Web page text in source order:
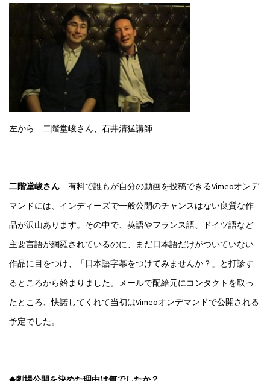
左から 二階堂峻さん、石井清猛講師
二階堂峻さん 有料で誰もが自分の動画を投稿できるVimeoオンデ
マンドには、インディーズで一般公開のチャンスはない良質な作
品が沢山あります。その中で、英語やフランス語、ドイツ語など
主要言語が網羅されているのに、まだ日本語だけがついていない
作品に目をつけ、「日本語字幕をつけてみませんか？」と打診す
るところから始まりました。メールで配給元にコンタクトを取っ
たところ、快諾してくれて当初はVimeoオンデマンドで公開される
予定でした。